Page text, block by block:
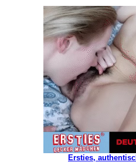
Ersties,